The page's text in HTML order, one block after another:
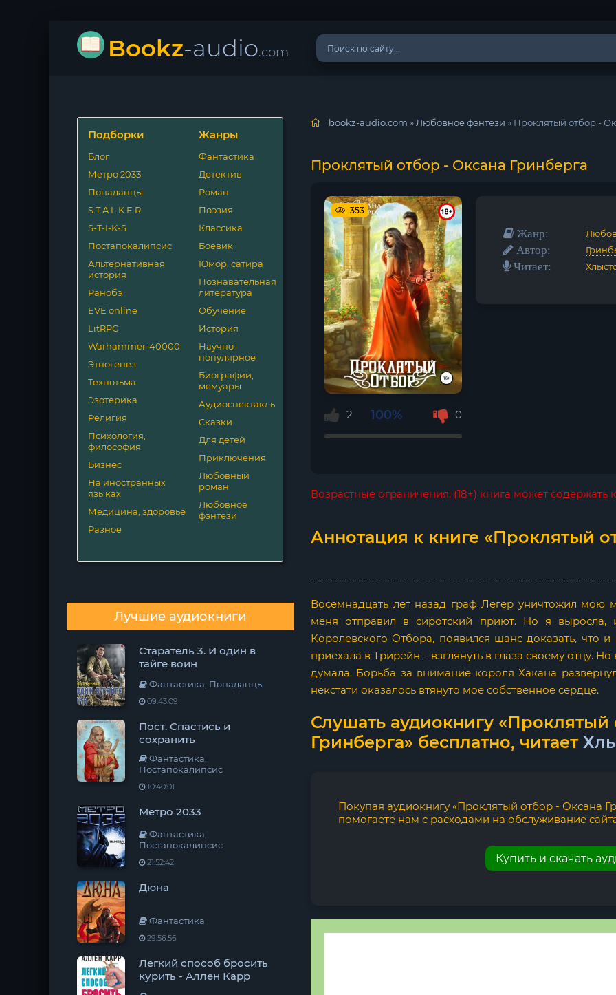
Bookz-audio.com
Подборки
Блог
Метро 2033
Попаданцы
S.T.A.L.K.E.R.
S-T-I-K-S
Постапокалипсис
Альтернативная
история
Ранобэ
EVE online
LitRPG
Warhammer-40000
Этногенез
Технотьма
Эзотерика
Религия
Психология,
философия
Бизнес
На иностранных
языках
Медицина, здоровье
Разное
Жанры
Фантастика
Детектив
Роман
Поэзия
Классика
Боевик
Юмор, сатира
Познавательная
литература
Обучение
История
Научно-
популярное
Биографии,
мемуары
Аудиоспектакль
Сказки
Для детей
Приключения
Любовный
роман
Любовное
фэнтези
Лучшие аудиокниги
Старатель 3. И один в
тайге воин
Фантастика, Попаданцы
09:43:09
Пост. Спастись и
сохранить
Фантастика,
Постапокалипсис
10:40:01
Метро 2033
Фантастика,
Постапокалипсис
21:52:42
Дюна
Фантастика
29:56:56
Легкий способ бросить
курить - Аллен Карр
bookz-audio.com » Любовное фэнтези » Проклятый отбор -
Проклятый отбор - Оксана Гринберга
353
2 100% 0
Жанр:
Автор:
Читает:
Возрастные ограничения: (18+) книга может содержать
Аннотация к книге «Проклятый
Восемнадцать лет назад граф Легер уничтожил мою
меня отправил в сиротский приют. Но я выросла,
Королевского Отбора, появился шанс доказать, что
приехала в Трирейн – взглянуть в глаза своему отцу.
думала. Борьба за внимание короля Хакана
некстати оказалось втянуто мое собственное сердце.
Слушать аудиокнигу «Проклятый
Гринберга» бесплатно, читает
Покупая аудиокнигу «Проклятый отбор - Оксана
помогаете нам с расходами на обслуживание
Купить и скачать